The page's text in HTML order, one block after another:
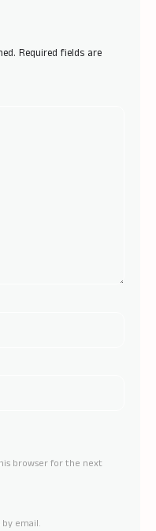
Required fields are
browser for the next
email.